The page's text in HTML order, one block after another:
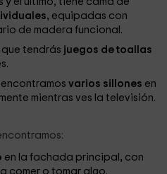
equipadas con
de madera funcional.
que tendrás juegos de toallas
encontramosvarios sillones en
mientras ves la televisión.
en la fachada principal , con
comer o tomar algo.